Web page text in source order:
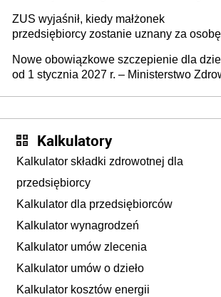
działki (wypowiedzieć dzierżawę)?
ZUS wyjaśnił, kiedy małżonek
przedsiębiorcy zostanie uznany za osobę
Nowe obowiązkowe szczepienie dla
od 1 stycznia 2027 r. – Ministerstwo
Kalkulatory
Kalkulator składki zdrowotnej dla
przedsiębiorcy
Kalkulator dla przedsiębiorców
Kalkulator wynagrodzeń
Kalkulator umów zlecenia
Kalkulator umów o dzieło
Kalkulator kosztów energii